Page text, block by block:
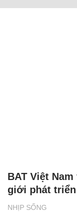
NHỊP SỐNG
BAT Việt
giới phát